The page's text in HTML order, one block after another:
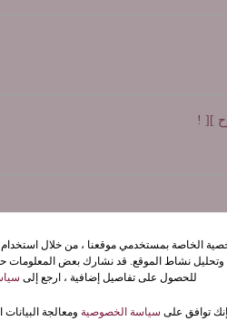
][ !
الخاصة بمستخدمي موقعنا ، من خلال استخدام
وتحليل نشاط الموقع. قد نشارك بعض المعلومات
للحصول على تفاصيل إضافية ، ارجع إلى
توافق على سياسة الخصوصية ومعالجة